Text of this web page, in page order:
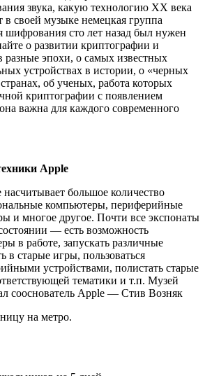
звука, какую технологию ХХ века
в своей музыке немецкая группа
шифрования сто лет назад был нужен
о развитии криптографии и
эпохи, о самых известных
устройствах в истории, о «черных
об ученых, работа которых
криптографии с появлением
важна для каждого современного
Apple
большое количество
компьютеры, периферийные
и многое другое. Почти все экспонаты
— есть возможность
в работе, запускать различные
в старые игры, пользоваться
устройствами, полистать старые
тематики и т.п. Музей
сооснователь Apple — Стив Возняк
на метро.